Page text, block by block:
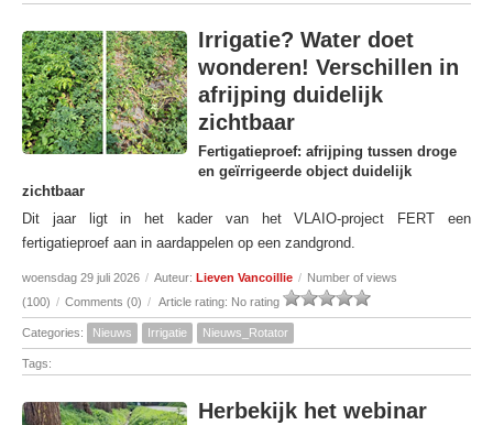
Irrigatie? Water doet
wonderen! Verschillen in
afrijping duidelijk
zichtbaar
Fertigatieproef: afrijping tussen droge
en geïrrigeerde object duidelijk
zichtbaar
Dit jaar ligt in het kader van het VLAIO-project FERT een
fertigatieproef aan in aardappelen op een zandgrond.
woensdag 29 juli 2026 / Auteur: Lieven Vancoillie / Number of views
(100) / Comments (0) / Article rating: No rating
Categories: Nieuws Irrigatie Nieuws_Rotator
Tags:
Herbekijk het webinar